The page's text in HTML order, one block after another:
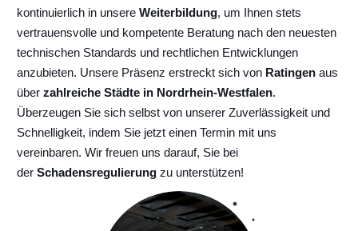
kontinuierlich in unsere Weiterbildung, um Ihnen stets
vertrauensvolle und kompetente Beratung nach den neuesten
technischen Standards und rechtlichen Entwicklungen
anzubieten. Unsere Präsenz erstreckt sich von Ratingen aus
über zahlreiche Städte in Nordrhein-Westfalen.
Überzeugen Sie sich selbst von unserer Zuverlässigkeit und
Schnelligkeit, indem Sie jetzt einen Termin mit uns
vereinbaren. Wir freuen uns darauf, Sie bei
der Schadensregulierung zu unterstützen!